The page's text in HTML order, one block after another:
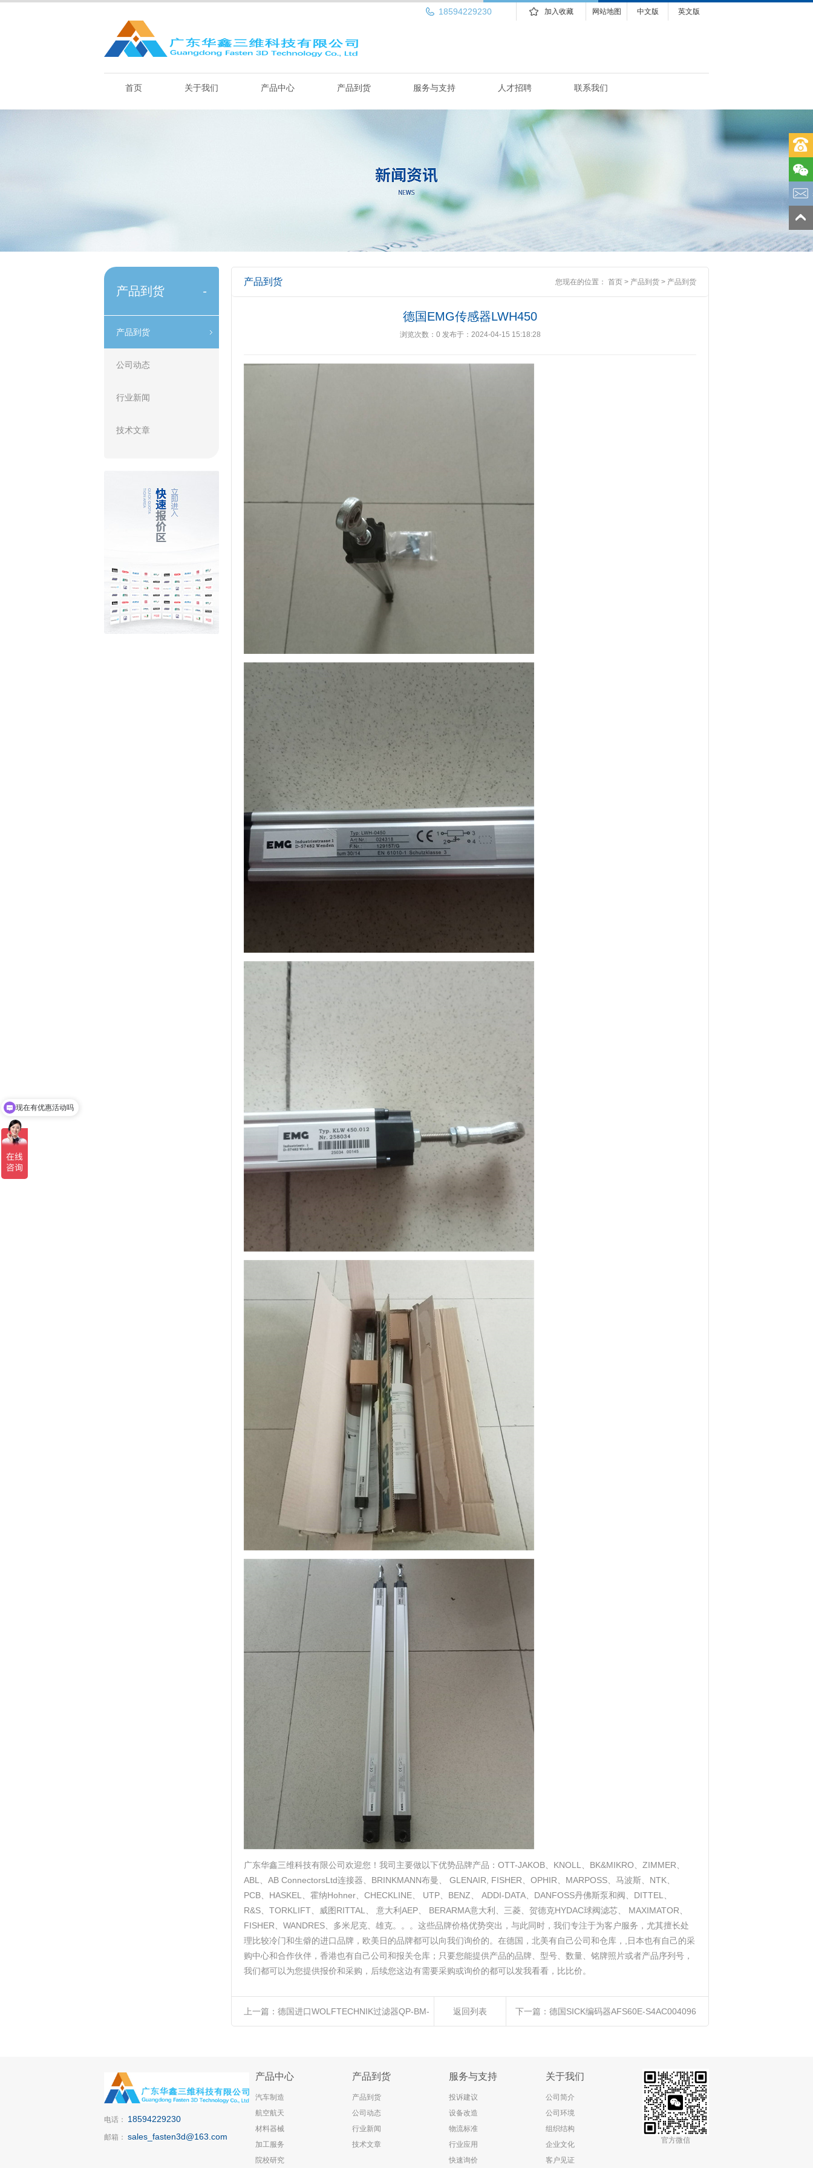
英文版
中文版
网站地图
加入收藏
18594229230
首页 关于我们 产品中心 产品到货 服务与支持 人才招聘 联系我们
产品到货 -
产品到货
公司动态
行业新闻
技术文章
产品到货 您现在的位置： 首页 > 产品到货 > 产品到货
德国EMG传感器LWH450
浏览次数： 0 发布于：2024-04-15 15:18:28
广东华鑫三维科技有限公司欢迎您！我司主要做以下优势品牌产品：OTT-JAKOB、KNOLL、BK&MIKRO、ZIMMER、
ABL、AB ConnectorsLtd连接器、BRINKMANN布曼、 GLENAIR, FISHER、OPHIR、MARPOSS、马波斯、NTK、
PCB、HASKEL、霍纳Hohner、CHECKLINE、 UTP、BENZ、 ADDI-DATA、DANFOSS丹佛斯泵和阀、DITTEL、
R&S、TORKLIFT、威图RITTAL、 意大利AEP、 BERARMA意大利、三菱、贺德克HYDAC球阀滤芯、 MAXIMATOR、
FISHER、WANDRES、多米尼克、雄克。。。这些品牌价格优势突出，与此同时，我们专注于为客户服务，尤其擅长处
理比较冷门和生僻的进口品牌，欧美日的品牌都可以向我们询价的。在德国，北美有自己公司和仓库，,日本也有自己的采
购中心和合作伙伴，香港也有自己公司和报关仓库；只要您能提供产品的品牌、型号、数量、铭牌照片或者产品序列号，
我们都可以为您提供报价和采购，后续您这边有需要采购或询价的都可以发我看看，比比价。
上一篇： 德国进口WOLFTECHNIK过滤器QP-BM- 返回列表 下一篇： 德国SICK编码器AFS60E-S4AC004096
电话： 18594229230
邮箱： sales_fasten3d@163.com
产品中心
汽车制造
航空航天
材料器械
加工服务
院校研究
产品到货
产品到货
公司动态
行业新闻
技术文章
服务与支持
投诉建议
设备改造
物流标准
行业应用
快速询价
关于我们
公司简介
公司环境
组织结构
企业文化
客户见证
官方微信